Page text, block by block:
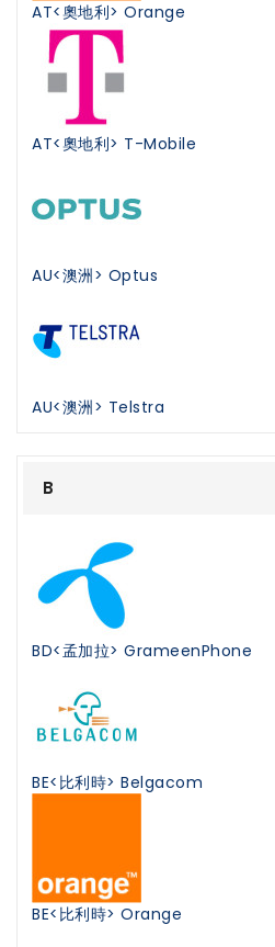
AT<奧地利> Orange
AT<奧地利> T-Mobile
AU<澳洲> Optus
AU<澳洲> Telstra
B
BD<孟加拉> GrameenPhone
BE<比利時> Belgacom
BE<比利時> Orange